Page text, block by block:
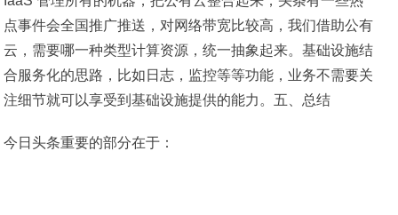
点事件会全国推广推送，对网络带宽比较高，我们借助公有
云，需要哪一种类型计算资源，统一抽象起来。基础设施结
合服务化的思路，比如日志，监控等等功能，业务不需要关
注细节就可以享受到基础设施提供的能力。五、总结
今日头条重要的部分在于：